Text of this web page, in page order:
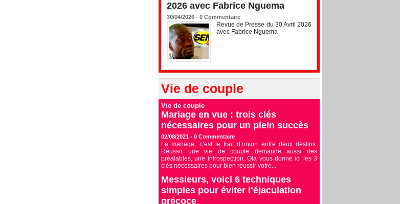
2026 avec Fabrice Nguema
30/04/2026 - 0 Commentaire
Revue de Presse du 30 Avril 2026
avec Fabrice Nguema
Vie de couple
Vie de couple
Mariage en vue : trois clés
nécessaires pour un plein succès
02/08/2021 - 0 Commentaire
Le mariage, c’est le trait d’union entre deux destins.
Réussir une vie de couple demande aussi des
préalables, une introspection. Ola vous donne ici les 3
clés nécessaires pour bien réussir votre...
Messieurs, voici 6 techniques
simples pour éviter l’éjaculation
précoce